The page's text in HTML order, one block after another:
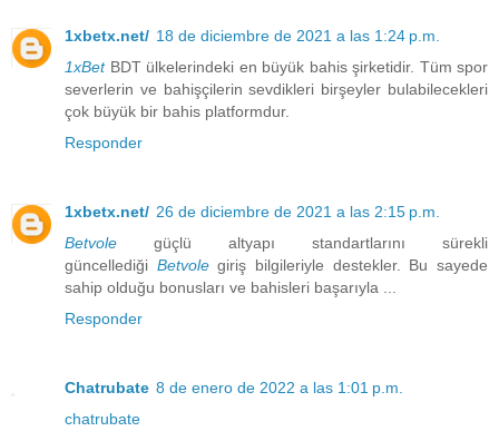
1xbetx.net/ 18 de diciembre de 2021 a las 1:24 p.m.
1xBetBDT ülkelerindeki en büyük bahis şirketidir. Tüm spor
severlerin ve bahişçilerin sevdikleri birşeyler bulabilecekleri
çok büyük bir bahis platformdur.
Responder
1xbetx.net/ 26 de diciembre de 2021 a las 2:15 p.m.
Betvole
güçlü altyapı standartlarını sürekli
güncellediği Betvolegiriş bilgileriyle destekler. Bu sayede
sahip olduğu bonusları ve bahisleri başarıyla ...
Responder
Chatrubate 8 de enero de 2022 a las 1:01 p.m.
chatrubate